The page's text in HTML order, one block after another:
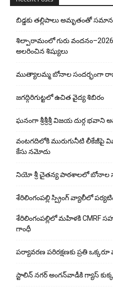
బిడ్డ‌కు త‌ల్లిపాలు అమృతంతో
శిల్పారామంలో గురు
అలరించిన శిష్యులు
ముత్యాలమ్మ బోనాల సందర్భంగా
జగద్గిరిగుట్టలో ఉచిత వైద్య శిబిరం
ఘనంగా శ్రీశ్రీశ్రీ విజయ దుర్గ భవాని
వంటగదిలోకి మురుగునీటి
కేసు నమోదు
నియో శ్రీ చైతన్య పాఠశాలలో బోనాల
శేరిలింగంపల్లి స్ప్రింగ్ వ్యాలీలో
శేరిలింగంపల్లిలో మ‌హిళ‌కి CMRF
గాంధీ
పర్యావరణ పరిరక్షణకు ప్రతి
స్టాలిన్ నగర్ అంగన్‌వాడీకి గ్యాస్